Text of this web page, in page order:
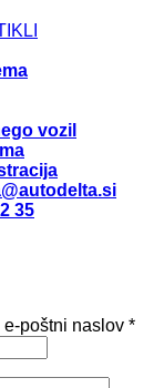
vozil
35
poštni naslov *